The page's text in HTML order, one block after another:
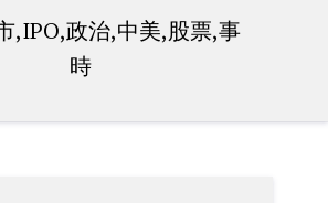
,IPO,政治,中美,股票,事
時